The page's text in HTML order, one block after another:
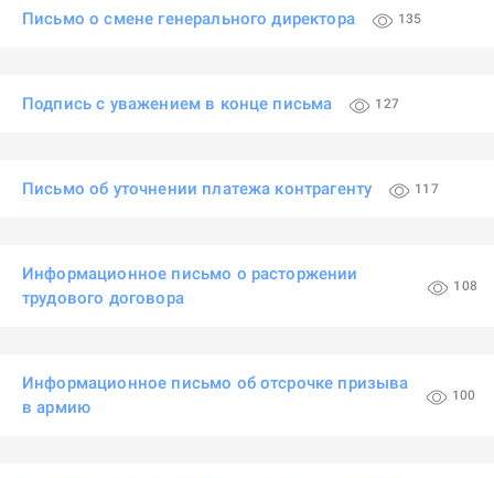
Письмо о смене генерального директора 135
Подпись с уважением в конце письма 127
Письмо об уточнении платежа контрагенту 117
Информационное письмо о расторжении
трудового договора
108
Информационное письмо об отсрочке призыва
в армию
100